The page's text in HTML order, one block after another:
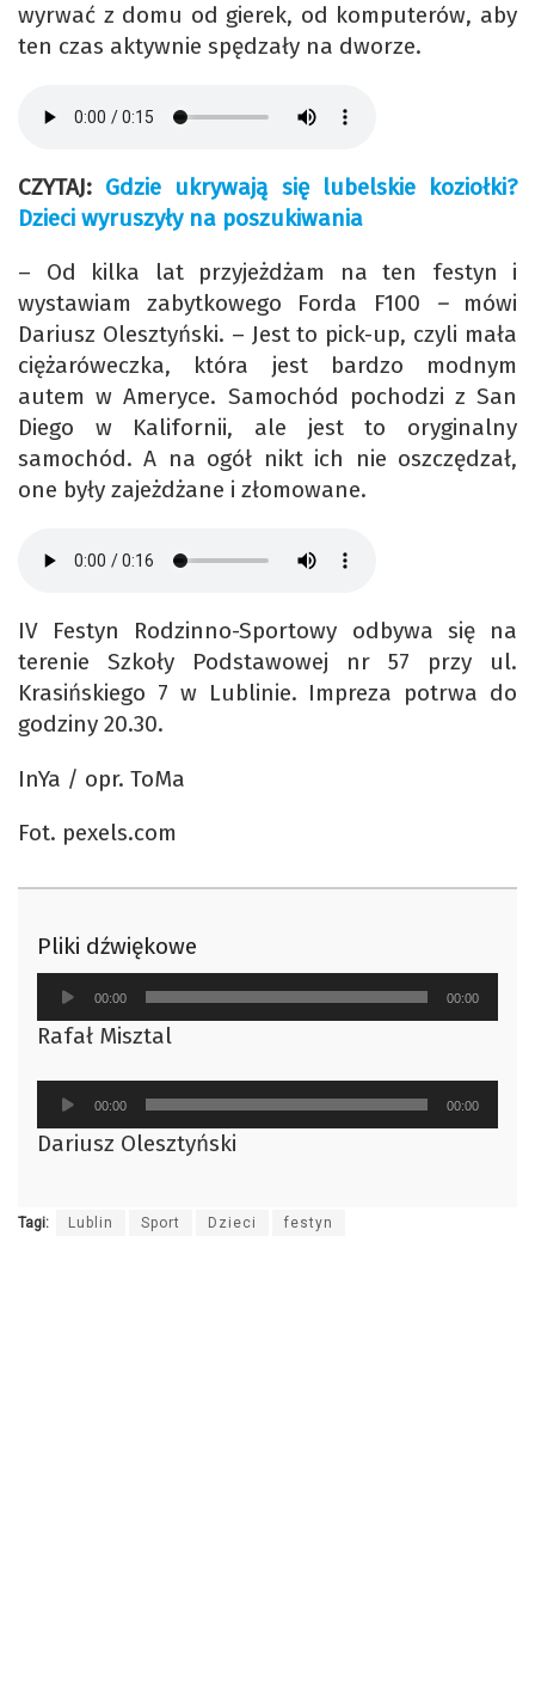
wyrwać z domu od gierek, od komputerów, aby
ten czas aktywnie spędzały na dworze.
CZYTAJ: Gdzie ukrywają się lubelskie koziołki?
Dzieci wyruszyły na poszukiwania
– Od kilka lat przyjeżdżam na ten festyn i
wystawiam zabytkowego Forda F100 –mówi
Dariusz Olesztyński. – Jest to pick-up, czyli mała
ciężaróweczka, która jest bardzo modnym
autem w Ameryce. Samochód pochodzi z San
Diego w Kalifornii, ale jest to oryginalny
samochód. A na ogół nikt ich nie oszczędzał,
one były zajeżdżane i złomowane.
IV Festyn Rodzinno-Sportowy odbywa się na
terenie Szkoły Podstawowej nr 57 przy ul.
Krasińskiego 7 w Lublinie. Impreza potrwa do
godziny 20.30.
InYa / opr. ToMa
Fot. pexels.com
Pliki dźwiękowe
Odtwarzacz
plików
dźwiękowych
00:00 00:00
Rafał Misztal
Odtwarzacz
plików
dźwiękowych
00:00 00:00
Dariusz Olesztyński
Tagi: Lublin Sport Dzieci festyn